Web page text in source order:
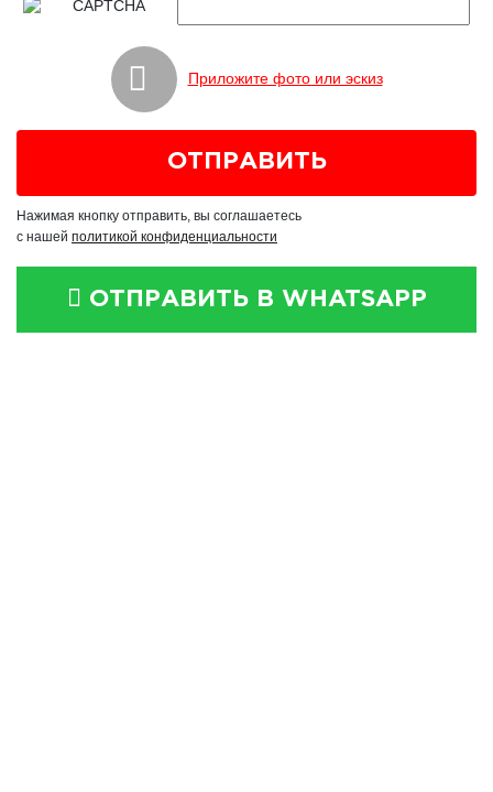
Приложите фото или эскиз
Нажимая кнопку отправить, вы соглашаетесь
с нашей политикой конфиденциальности
ОТПРАВИТЬ В WHATSAPP